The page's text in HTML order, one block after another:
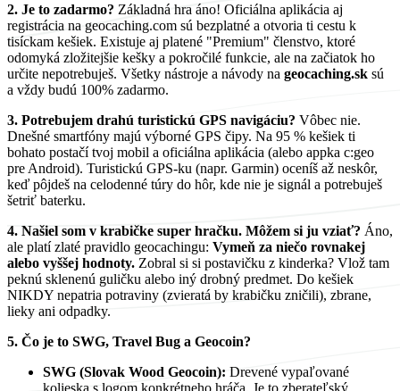
2. Je to zadarmo? Základná hra áno! Oficiálna aplikácia aj
registrácia na geocaching.com sú bezplatné a otvoria ti cestu k
tisíckam kešiek. Existuje aj platené "Premium" členstvo, ktoré
odomyká zložitejšie kešky a pokročilé funkcie, ale na začiatok ho
určite nepotrebuješ. Všetky nástroje a návody na geocaching.sk sú
a vždy budú 100% zadarmo.
3. Potrebujem drahú turistickú GPS navigáciu? Vôbec nie.
Dnešné smartfóny majú výborné GPS čipy. Na 95 % kešiek ti
bohato postačí tvoj mobil a oficiálna aplikácia (alebo appka c:geo
pre Android). Turistickú GPS-ku (napr. Garmin) oceníš až neskôr,
keď pôjdeš na celodenné túry do hôr, kde nie je signál a potrebuješ
šetriť baterku.
4. Našiel som v krabičke super hračku. Môžem si ju vziať? Áno,
ale platí zlaté pravidlo geocachingu: Vymeň za niečo rovnakej
alebo vyššej hodnoty. Zobral si si postavičku z kinderka? Vlož tam
peknú sklenenú guličku alebo iný drobný predmet. Do kešiek
NIKDY nepatria potraviny (zvieratá by krabičku zničili), zbrane,
lieky ani odpadky.
5. Čo je to SWG, Travel Bug a Geocoin?
SWG (Slovak Wood Geocoin): Drevené vypaľované
kolieska s logom konkrétneho hráča. Je to zberateľský